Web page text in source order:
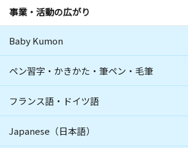
事業・活動の広がり
Baby Kumon
ペン習字・かきかた・筆ペン・毛筆
フランス語・ドイツ語
Japanese（日本語）